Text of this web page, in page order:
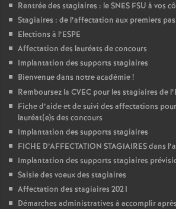
Rentrée des stagiaires : le SNES FSU à vos
Stagiaires : de l’affectation aux premiers
Elections à l’ESPE
Affectation des lauréats de concours
Implantation des supports stagiaires
Bienvenue dans notre académie!
Remboursez la CVEC pour les stagiaires de
Fiche d’aide et de suivi des affectations
lauréat(e)s des concours
Implantation des supports stagiaires
FICHE D’AFFECTATION STAGIAIRES dans
Implantation des supports stagiaires
Saisie des voeux des stagiaires
Affectation des stagiaires 2021
Démarches administratives à accomplir